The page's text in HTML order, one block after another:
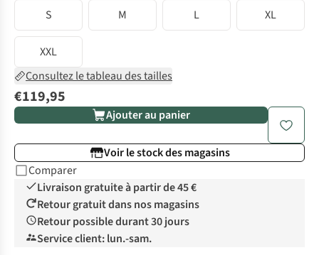
S
M L XL
XXL
Consultez le tableau des tailles
€119,95
Ajouter au panier
Voir le stock des magasins
Comparer
Livraison gratuite à partir de 45 €
Retour gratuit dans nos magasins
Retour possible durant 30 jours
Service client: lun.-sam.